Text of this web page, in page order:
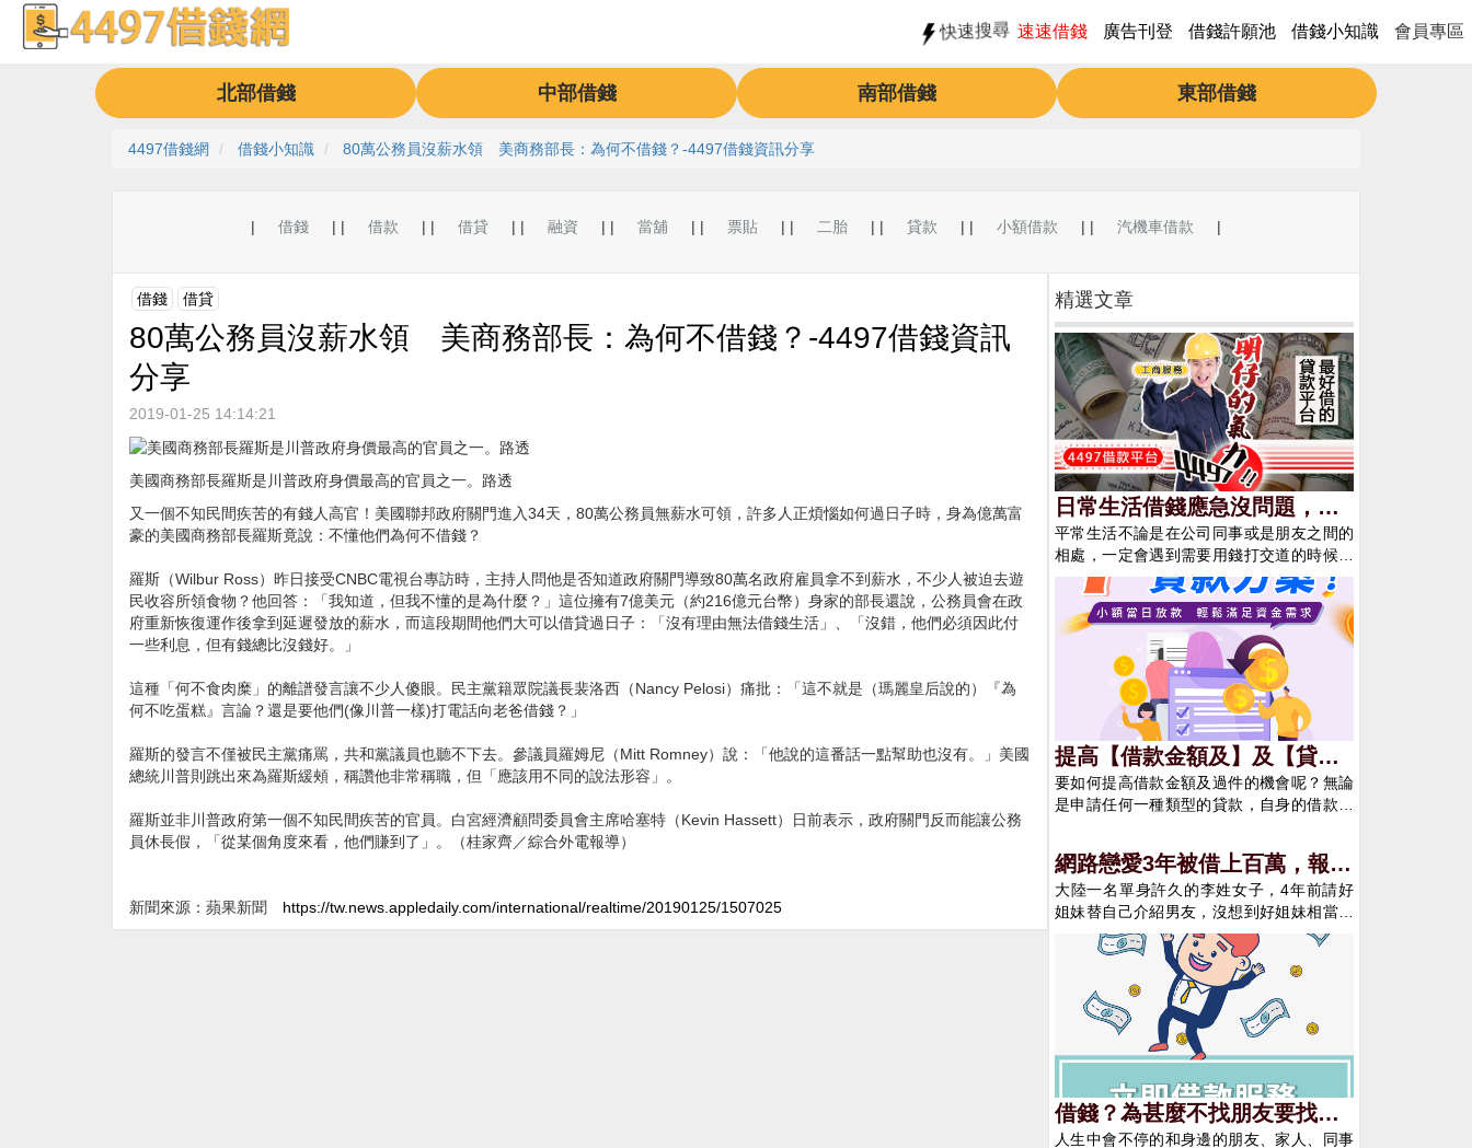
快速搜尋 速速借錢 廣告刊登 借錢許願池 借錢小知識 會員專區
北部借錢 中部借錢 南部借錢 東部借錢
4497借錢網 借錢小知識 80萬公務員沒薪水領 美商務部長：為何不借錢？-4497借錢資訊分享
| 借錢 | | 借款 | | 借貸 | | 融資 | | 當舖 | | 票貼 | | 二胎 | | 貸款 | | 小額借款 | | 汽機車借款 |
借錢 借貸
80萬公務員沒薪水領 美商務部長：為何不借錢？-4497借錢資訊
分享
2019-01-25 14:14:21
美國商務部長羅斯是川普政府身價最高的官員之一。路透
又一個不知民間疾苦的有錢人高官！美國聯邦政府關門進入34天，80萬公務員無薪水可領，許多人正煩惱如何過日子時，身為億萬富
豪的美國商務部長羅斯竟說：不懂他們為何不借錢？
羅斯（Wilbur Ross）昨日接受CNBC電視台專訪時，主持人問他是否知道政府關門導致80萬名政府雇員拿不到薪水，不少人被迫去遊
民收容所領食物？他回答：「我知道，但我不懂的是為什麼？」這位擁有7億美元（約216億元台幣）身家的部長還說，公務員會在政
府重新恢復運作後拿到延遲發放的薪水，而這段期間他們大可以借貸過日子：「沒有理由無法借錢生活」、「沒錯，他們必須因此付
一些利息，但有錢總比沒錢好。」
這種「何不食肉糜」的離譜發言讓不少人傻眼。民主黨籍眾院議長裴洛西（Nancy Pelosi）痛批：「這不就是（瑪麗皇后說的）『為
何不吃蛋糕』言論？還是要他們(像川普一樣)打電話向老爸借錢？」
羅斯的發言不僅被民主黨痛罵，共和黨議員也聽不下去。參議員羅姆尼（Mitt Romney）說：「他說的這番話一點幫助也沒有。」美國
總統川普則跳出來為羅斯緩頰，稱讚他非常稱職，但「應該用不同的說法形容」。
羅斯並非川普政府第一個不知民間疾苦的官員。白宮經濟顧問委員會主席哈塞特（Kevin Hassett）日前表示，政府關門反而能讓公務
員休長假，「從某個角度來看，他們賺到了」。（桂家齊／綜合外電報導）
新聞來源：蘋果新聞 https://tw.news.appledaily.com/international/realtime/20190125/1507025
精選文章
日常生活借錢應急沒問題，但
千萬不要借錢來享受生活
平常生活不論是在公司同事或是朋友之間的
相處，一定會遇到需要用錢打交道的時候，
吃飯、唱歌、喝酒、玩樂都是需要用到錢
的。有的人明明收入不高，或是還在償還其
他債務，就硬是要借錢來打腫臉充胖子，硬
是要讓自己很有面子。 這些人往往心裡會想
著，我借錢只要借這一次就好，下次就不會
了。但現實往往是一借再借，因為沒有付出
就可以得到金錢，會讓自己有成一個壞習
慣，因為人的消費欲望會是無限的，有了第
一次借錢的甜頭，就會想借第二次，最終還
是讓自己陷入無止盡的償債深淵。借錢來享
受生活，其實是在透支自己的未來 現今社會
上很多年輕人，因銀行信用卡取得容易，常
知道這樣的借錢提前消費行為是在透支自己
的人生，每個人可以奮鬥打拼的時間其實不
長。假使選擇了現在借錢享受，那麼再未來
還自己造成的債務。且當你好不容易把債務
清償完畢時，你的戶頭只是從負數變成零，
而其他人則是早已成家立業了。為了享受生
活而借錢，代價是沉重的 許多人都會覺得借
錢這事件沒什麼大不了的事情，但往往沒有
想過借錢是需要付出很多代價的，除了現實
面需要償還所借的錢及衍生的利息外，還需
要償還欠下的人情債。 很多人借錢都是因為
虛榮心作祟，想要讓身邊的朋友感覺自己過
提高【借款金額及】及【貸款
過件機會】的方式！
要如何提高借款金額及過件的機會呢？無論
是申請任何一種類型的貸款，自身的借款條
響到最後借款的金額及利率。那麼該如何提
高自己的借貸條件，來提升借錢的額度呢？
1. 了解自身的信用評分(聯徵查詢)首先，申
請貸款時貸方一定會先確認你的信用評分，
會透過信用評分了解你過往的貸款紀錄、信
用卡使用紀錄以及目前的財務狀況是否正
常。如有一些不良的遲繳紀錄或是呆帳的
話，那麼銀行可能會降低借款的額度並提高
借款的利息，甚至會直接拒絕過件。因此每
年最好可以對自己的信用評分/聯徵紀錄進行
檢查(每年有提供一次的免費查詢服務)。信
用報告/聯徵分數查詢連結-
https://apply.jcic.org.tw/CreditQueryInput.do2.
降低信用卡的額度相信每個手邊都會有幾張
網路戀愛3年被借上百萬，報警
才知帥男友是閨密
大陸一名單身許久的李姓女子，4年前請好
姐妹替自己介紹男友，沒想到好姐妹相當積
極有效率，很快地介紹她一個「高富帥」王
姓男子，兩人互加微信後便陷入熱戀，只是
李女每每想約見面，王男都會以在國外工作
不方便婉拒，直到交往一年後，王男便開始
以生意失敗等理由向李女借錢，在網戀的3
年中就借了30多萬人民幣（約新台幣140多
萬）。後來李女驚覺不對勁，不斷借錢沒還
又避不見面，忍不住報警才發現，這個男友
竟是好姐妹扮的。 -------------------------------
------------------------------------------------------
借錢？為甚麼不找朋友要找民
人生中會不停的和身邊的朋友、家人、同事